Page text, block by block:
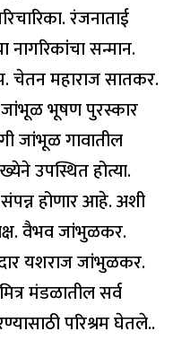
रंजनाताई
सन्मान.
चेतन महाराज सातकर.
जांभूळ भूषण पुरस्कार
जांभूळ गावातील
उपस्थित होत्या.
होणार आहे. अशी
वैभव जांभुळकर.
यशराज जांभुळकर.
मंडळातील सर्व
परिश्रम घेतले..